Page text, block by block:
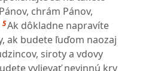
chrám Pánov,
5Ak dôkladne napravíte
ak budete ľuďom naozaj
siroty a vdovy
vylievať nevinnú krv